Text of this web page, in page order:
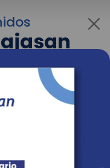
tu interés más